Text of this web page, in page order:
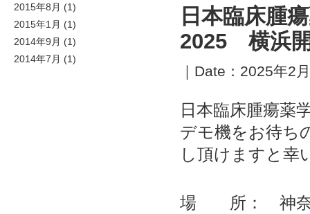
2015年8月 (1)
2015年1月 (1)
2014年9月 (1)
2014年7月 (1)
日本臨床腫
2025 横浜
｜Date：2025年2
日本臨床腫瘍薬
デモ機をお待ち
し頂けますと幸
場 所： 神奈